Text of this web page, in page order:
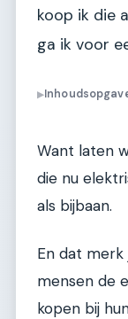
koop ik die
ga ik voor
▶
Want laten
die nu
als bijbaan.
En dat
mensen de
kopen bij